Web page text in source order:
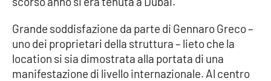
Cultura
Economia e Lavoro
Grande soddisfazione da parte di Gennaro Greco –
uno dei proprietari della struttura – lieto che la
location si sia dimostrata alla portata di una
manifestazione di livello internazionale. Al centro